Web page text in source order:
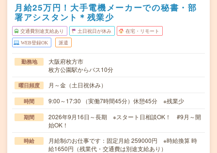
月給25万円！大手電機メーカーでの秘書・部
署アシスタント＊残業少
交通費別途支給あり 土日祝日が休み 在宅・リモート
WEB登録OK 派遣
勤務地
大阪府枚方市
枚方公園駅からバス10分
曜日頻度 月～金（土日祝休み）
時間 9:00～17:30 （実働7時間45分）休憩45分 ※残業少
期間
2026年9月16日～長期 ※スタート日相談OK！ #9月～開
始OK！
時給
月給制のお仕事です：固定月給 259000円 ※時給換算 時
給1650円（残業代・交通費は別途支給あり）